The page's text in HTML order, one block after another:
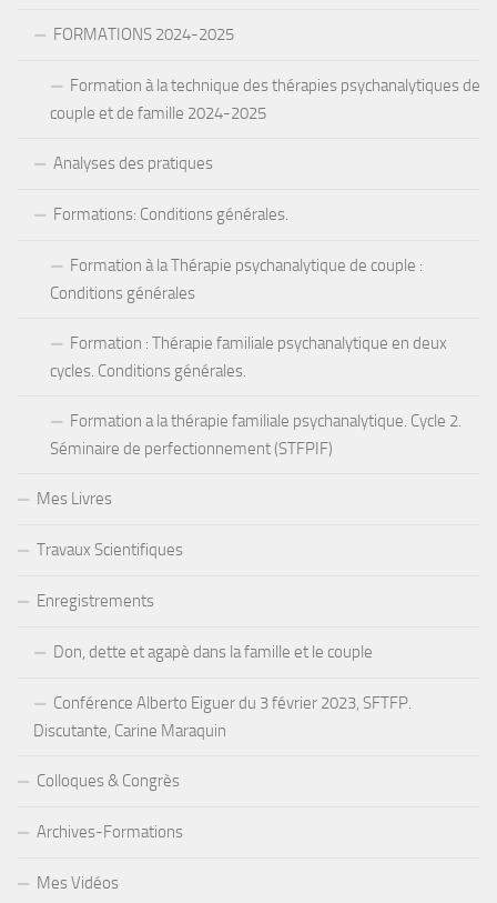
FORMATIONS 2024-2025
Formation à la technique des thérapies psychanalytiques de
couple et de famille 2024-2025
Analyses des pratiques
Formations: Conditions générales.
Formation à la Thérapie psychanalytique de couple :
Conditions générales
Formation : Thérapie familiale psychanalytique en deux
cycles. Conditions générales.
Formation a la thérapie familiale psychanalytique. Cycle 2.
Séminaire de perfectionnement (STFPIF)
Mes Livres
Travaux Scientifiques
Enregistrements
Don, dette et agapè dans la famille et le couple
Conférence Alberto Eiguer du 3 février 2023, SFTFP.
Discutante, Carine Maraquin
Colloques & Congrès
Archives-Formations
Mes Vidéos